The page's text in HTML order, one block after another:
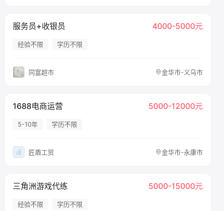
服务员+收银员 4000-5000元
经验不限 学历不限
同富超市 金华市-义乌市
1688电商运营 5000-12000元
5-10年 学历不限
匠盾工贸 金华市-永康市
三角洲游戏代练 5000-15000元
经验不限 学历不限